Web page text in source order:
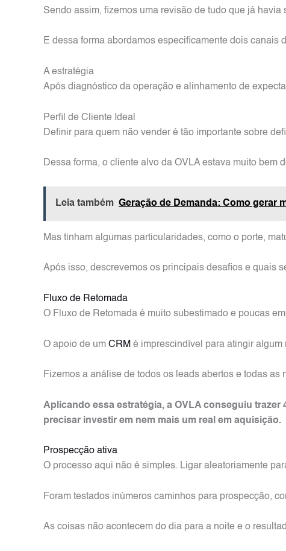
Sendo assim, fizemos uma revisão de tudo que já
E dessa forma abordamos especificamente dois canais
A estratégia
Após diagnóstico da operação e alinhamento de
Perfil de Cliente Ideal
Definir para quem não vender é tão importante sobre
Dessa forma, o cliente alvo da OVLA estava muito bem
Leia também Geração de Demanda: Como gerar
Mas tinham algumas particularidades, como o porte,
Após isso, descrevemos os principais desafios e quais
Fluxo de Retomada
O Fluxo de Retomada é muito subestimado e poucas
O apoio de um CRM é imprescindível para atingir
Fizemos a análise de todos os leads abertos e todas
Aplicando essa estratégia, a OVLA conseguiu
precisar investir em nem mais um real em aquisição.
Prospecção ativa
O processo aqui não é simples. Ligar aleatoriamente
Foram testados inúmeros caminhos para prospecção,
As coisas não acontecem do dia para a noite e o